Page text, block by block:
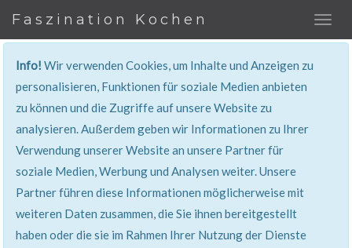
Faszination Kochen
Info!Wir verwenden Cookies, um Inhalte und Anzeigen zu
personalisieren, Funktionen für soziale Medien anbieten
zu können und die Zugriffe auf unsere Website zu
analysieren. Außerdem geben wir Informationen zu Ihrer
Verwendung unserer Website an unsere Partner für
soziale Medien, Werbung und Analysen weiter. Unsere
Partner führen diese Informationen möglicherweise mit
weiteren Daten zusammen, die Sie ihnen bereitgestellt
haben oder die sie im Rahmen Ihrer Nutzung der Dienste
401, Nicht Erlaubt
Sie haben keinen Zugang zu diesem Bereich. Sie
werden automatisch weitergeleitet.